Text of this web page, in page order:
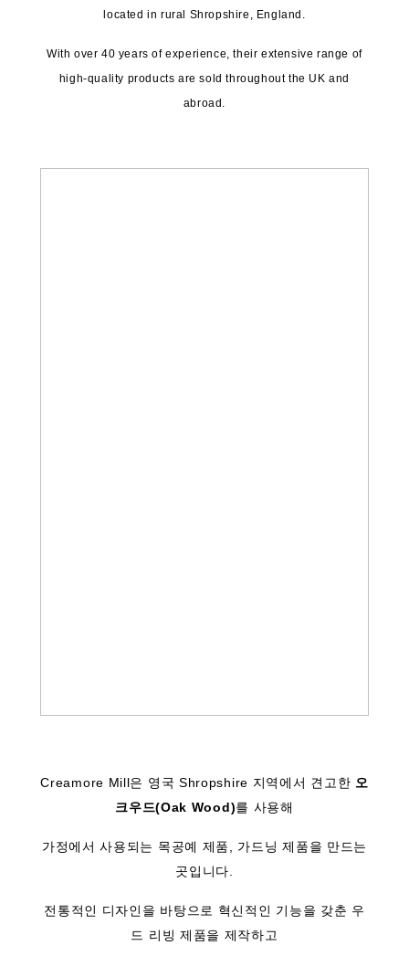
located in rural Shropshire, England.
With over 40 years of experience, their extensive range of
high-quality products are sold throughout the UK and
abroad.
Creamore Mill은 영국 Shropshire 지역에서 견고한 오
크우드(Oak Wood)를 사용해
가정에서 사용되는 목공예 제품, 가드닝 제품을 만드는
곳입니다.
전통적인 디자인을 바탕으로 혁신적인 기능을 갖춘 우
드 리빙 제품을 제작하고